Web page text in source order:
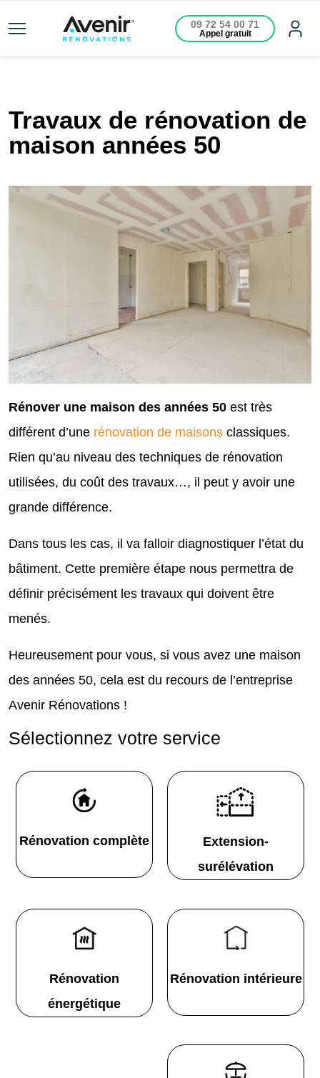
09 72 54 00 71
Appel gratuit
Travaux de rénovation de
maison années 50
Rénover une maison des années 50 est très
différent d’une rénovation de maisons classiques.
Rien qu’au niveau des techniques de rénovation
utilisées, du coût des travaux…, il peut y avoir une
grande différence.
Dans tous les cas, il va falloir diagnostiquer l’état du
bâtiment. Cette première étape nous permettra de
définir précisément les travaux qui doivent être
menés.
Heureusement pour vous, si vous avez une maison
des années 50, cela est du recours de l’entreprise
Avenir Rénovations !
Sélectionnez votre service
Rénovation complète
Extension-
surélévation
Rénovation
énergétique
Rénovation intérieure